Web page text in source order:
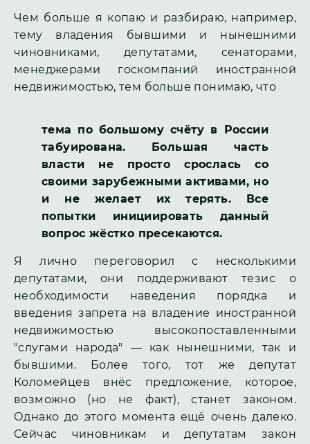
Чем больше я копаю и разбираю, например,
тему владения бывшими и нынешними
чиновниками, депутатами, сенаторами,
менеджерами госкомпаний иностранной
недвижимостью, тем больше понимаю, что
тема по большому счёту в России
табуирована. Большая часть
власти не просто срослась со
своими зарубежными активами, но
и не желает их терять. Все
попытки инициировать данный
вопрос жёстко пресекаются.
Я лично переговорил с несколькими
депутатами, они поддерживают тезис о
необходимости наведения порядка и
введения запрета на владение иностранной
недвижимостью высокопоставленными
"слугами народа" — как нынешними, так и
бывшими. Более того, тот же депутат
Коломейцев внёс предложение, которое,
возможно (но не факт), станет законом.
Однако до этого момента ещё очень далеко.
Сейчас чиновникам и депутатам закон